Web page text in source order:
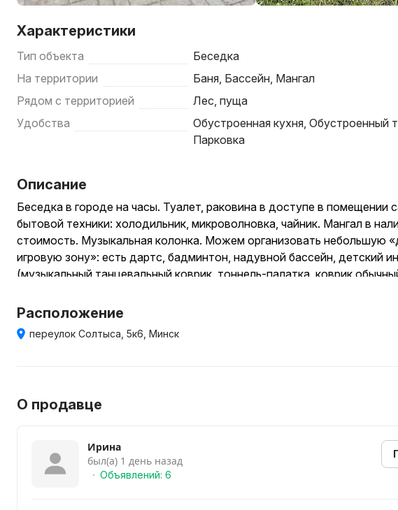
Характеристики
Тип объекта
Беседка
На территории
Баня, Бассейн, Мангал
Рядом с территорией
Лес, пуща
Удобства
Обустроенная кухня, Обустроенный
Парковка
Описание
Беседка в городе на часы. Туалет, раковина в доступе в помещении
бытовой техники: холодильник, микроволновка, чайник. Мангал в
стоимость. Музыкальная колонка. Можем организовать небольшую
игровую зону»: есть дартс, бадминтон, надувной бассейн, детский
(музыкальный танцевальный коврик, тоннель-палатка, коврик
доплата). Территория сауны, можно арендовать вместе с баней и
уточняйте по телефону
Расположение
переулок Солтыса, 5к6, Минск
О продавце
Ирина
был(а) 1 день назад
Объявлений: 6